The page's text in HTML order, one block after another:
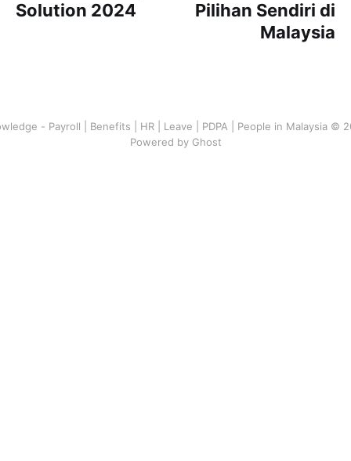
Solution 2024
Pilihan Sendiri di
Malaysia
- Payroll | Benefits | HR | Leave | PDPA | People in Malaysia ©
Powered by Ghost